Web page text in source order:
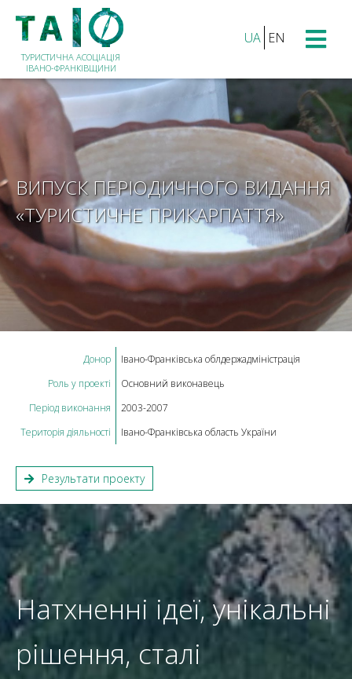
ТУРИСТИЧНА АСОЦІАЦІЯ
ІВАНО-ФРАНКІВЩИНИ
UA EN
ВИПУСК ПЕРІОДИЧНОГО ВИДАННЯ
«ТУРИСТИЧНЕ ПРИКАРПАТТЯ»
Донор
Івано-Франківська облдержадміністрація
Роль у проекті
Основний виконавець
Період виконання
2003-2007
Територія діяльності
Івано-Франківська область України
Результати проекту
Натхненні ідеї, унікальні
рішення, сталі